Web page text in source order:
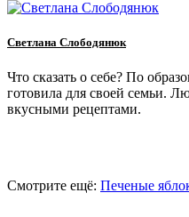
Светлана Слободянюк
Что сказать о себе? По
готовила для своей семьи.
вкусными рецептами.
Смотрите ещё: Печеные